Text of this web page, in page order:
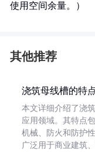
使用空间余量。）
其他推荐
浇筑母线槽的特
本文详细介绍了浇
应用领域。其特点
机械、防火和防护
广泛用于商业建筑